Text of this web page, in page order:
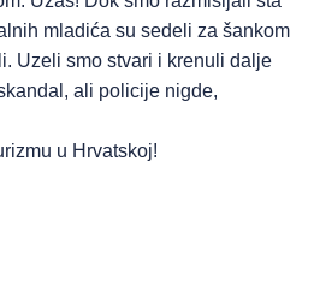
mladića su sedeli za šankom
Uzeli smo stvari i krenuli dalje
ali policije nigde,
u Hrvatskoj!